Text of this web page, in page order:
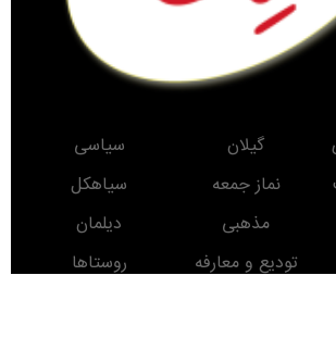
گیلان
سیاسی
نماز جمعه
سیاهکل
مذهبی
دیلمان
تودیع و معارفه
روستاها